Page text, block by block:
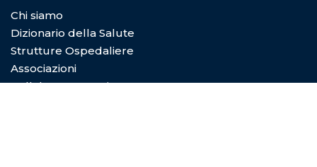
Chi siamo
Dizionario della Salute
Strutture Ospedaliere
Associazioni
Collabora con Noi